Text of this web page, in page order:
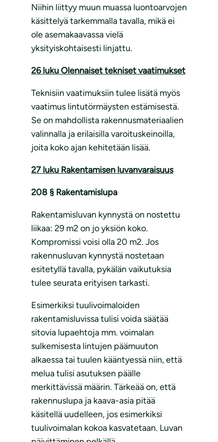
Niihin liittyy muun muassa luontoarvojen
käsittelyä tarkemmalla tavalla, mikä ei
ole asemakaavassa vielä
yksityiskohtaisesti linjattu.
26 luku Olennaiset tekniset vaatimukset
Teknisiin vaatimuksiin tulee lisätä myös
vaatimus lintutörmäysten estämisestä.
Se on mahdollista rakennusmateriaalien
valinnalla ja erilaisilla varoituskeinoilla,
joita koko ajan kehitetään lisää.
27 luku Rakentamisen luvanvaraisuus
208 § Rakentamislupa
Rakentamisluvan kynnystä on nostettu
liikaa: 29 m2 on jo yksiön koko.
Kompromissi voisi olla 20 m2. Jos
rakennusluvan kynnystä nostetaan
esitetyllä tavalla, pykälän vaikutuksia
tulee seurata erityisen tarkasti.
Esimerkiksi tuulivoimaloiden
rakentamisluvissa tulisi voida säätää
sitovia lupaehtoja mm. voimalan
sulkemisesta lintujen päämuuton
alkaessa tai tuulen kääntyessä niin, että
melua tulisi asutuksen päälle
merkittävissä määrin. Tärkeää on, että
rakennuslupa ja kaava-asia pitää
käsitellä uudelleen, jos esimerkiksi
tuulivoimalan kokoa kasvatetaan. Luvan